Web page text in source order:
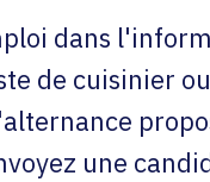
dans
de cuisinier
une